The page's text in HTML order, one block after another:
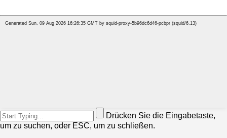
Drücken Sie die Eingabetaste,
um zu suchen, oder ESC, um zu schließen.